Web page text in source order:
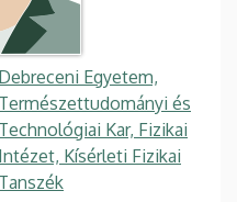
Debreceni Egyetem,
Természettudományi és
Technológiai Kar, Fizikai
Intézet, Kísérleti Fizikai
Tanszék